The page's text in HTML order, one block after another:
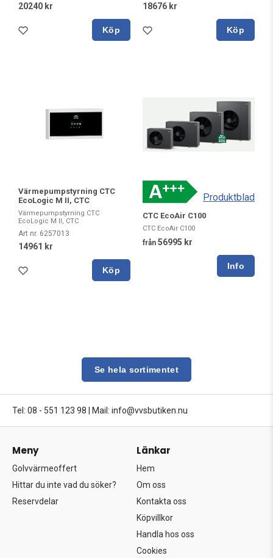
20240 kr
Köp
18676 kr
Köp
Värmepumpstyrning CTC
EcoLogic M II, CTC
Värmepumpstyrning CTC
EcoLogic M II, CTC
Art nr. 6257013
14961 kr
Köp
Produktblad
CTC EcoAir C100
CTC EcoAir C100
från 56995 kr
Se hela sortimentet
Tel: 08 - 551 123 98 Mail: info@vvsbutiken.nu
Meny
Golvvärmeoffert
Hittar du inte vad du söker?
Reservdelar
Länkar
Hem
Om oss
Kontakta oss
Köpvillkor
Handla hos oss
Cookies